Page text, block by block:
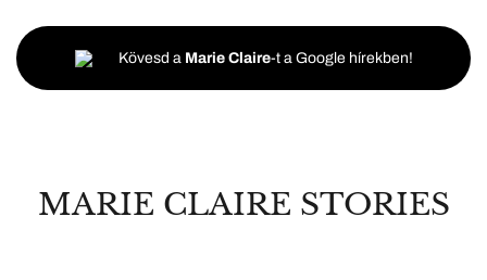
Kövesd a Marie Claire-t a Google hírekben!
MARIE CLAIRE STORIES